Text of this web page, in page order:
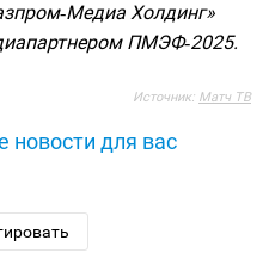
Холдинг»
ПМЭФ‑2025.
Источник: Матч ТВ
новости для вас